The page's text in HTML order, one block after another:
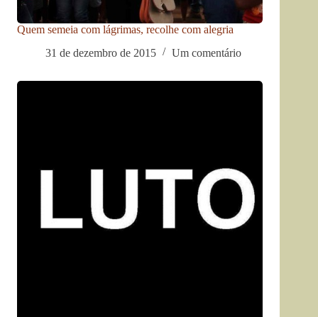
Quem semeia com lágrimas, recolhe com alegria
31 de dezembro de 2015
Um comentário